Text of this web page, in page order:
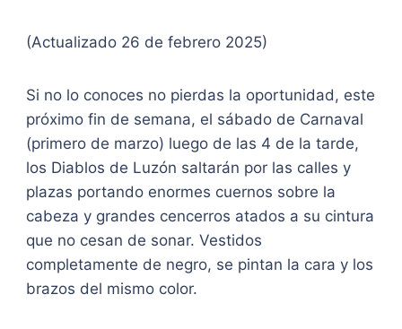
(Actualizado 26 de febrero 2025)
Si no lo conoces no pierdas la oportunidad, este
próximo fin de semana, el sábado de Carnaval
(primero de marzo) luego de las 4 de la tarde,
los Diablos de Luzón saltarán por las calles y
plazas portando enormes cuernos sobre la
cabeza y grandes cencerros atados a su cintura
que no cesan de sonar. Vestidos
completamente de negro, se pintan la cara y los
brazos del mismo color.